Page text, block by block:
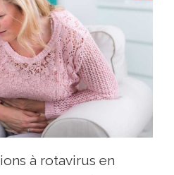
à rotavirus en